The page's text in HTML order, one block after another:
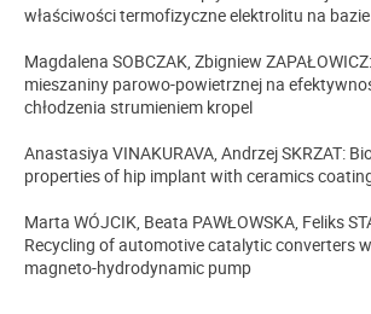
właściwości termofizyczne elektrolitu na
Magdalena SOBCZAK, Zbigniew
mieszaniny parowo-powietrznej na
chłodzenia strumieniem kropel
Anastasiya VINAKURAVA, Andrzej SKRZAT:
properties of hip implant with ceramics
Marta WÓJCIK, Beata PAWŁOWSKA, Feliks
Recycling of automotive catalytic converters
magneto-hydrodynamic pump